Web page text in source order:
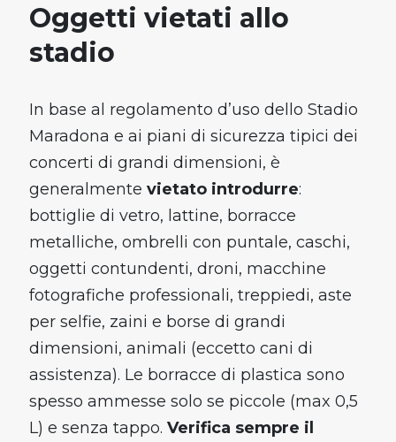
Oggetti vietati allo
stadio
In base al regolamento d’uso dello Stadio
Maradona e ai piani di sicurezza tipici dei
concerti di grandi dimensioni, è
generalmente vietato introdurre:
bottiglie di vetro, lattine, borracce
metalliche, ombrelli con puntale, caschi,
oggetti contundenti, droni, macchine
fotografiche professionali, treppiedi, aste
per selfie, zaini e borse di grandi
dimensioni, animali (eccetto cani di
assistenza). Le borracce di plastica sono
spesso ammesse solo se piccole (max 0,5
L) e senza tappo. Verifica sempre il